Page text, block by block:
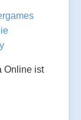
Online ist